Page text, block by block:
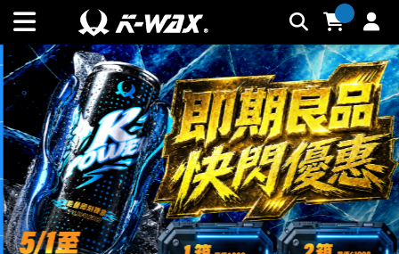
拋光周邊系列 | K-WAX台灣汽車美容材料